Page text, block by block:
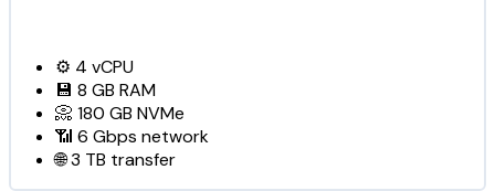
⚙️ 4 vCPU
💾 8 GB RAM
📀 180 GB NVMe
📶 6 Gbps network
🌐3 TB transfer